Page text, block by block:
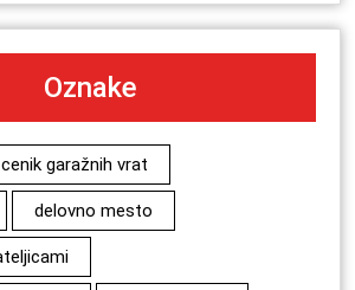
Oznake
cenik garažnih vrat
delovno mesto